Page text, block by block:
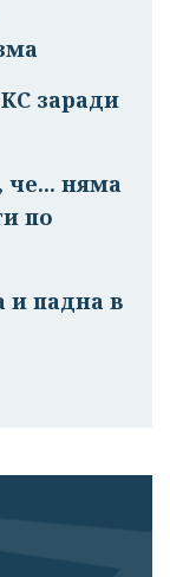
заради
че... няма
по
и падна в